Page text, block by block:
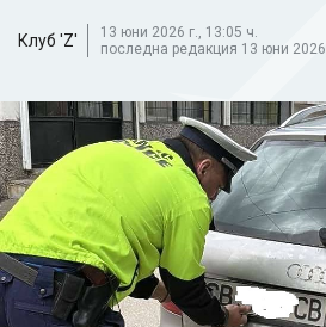
Клуб 'Z'
13 юни 2026 г., 13:05 ч.
последна редакция 13 юни 2026